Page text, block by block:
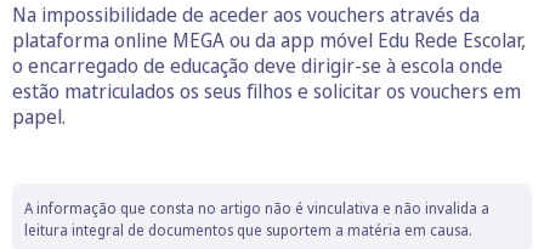
Na impossibilidade de aceder aos vouchers através da
plataforma online MEGA ou da app móvel Edu Rede Escolar,
o encarregado de educação deve dirigir-se à escola onde
estão matriculados os seus filhos e solicitar os vouchers em
papel.
A informação que consta no artigo não é vinculativa e não invalida a
leitura integral de documentos que suportem a matéria em causa.